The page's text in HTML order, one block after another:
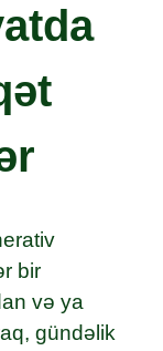
bir
və ya
gündəlik